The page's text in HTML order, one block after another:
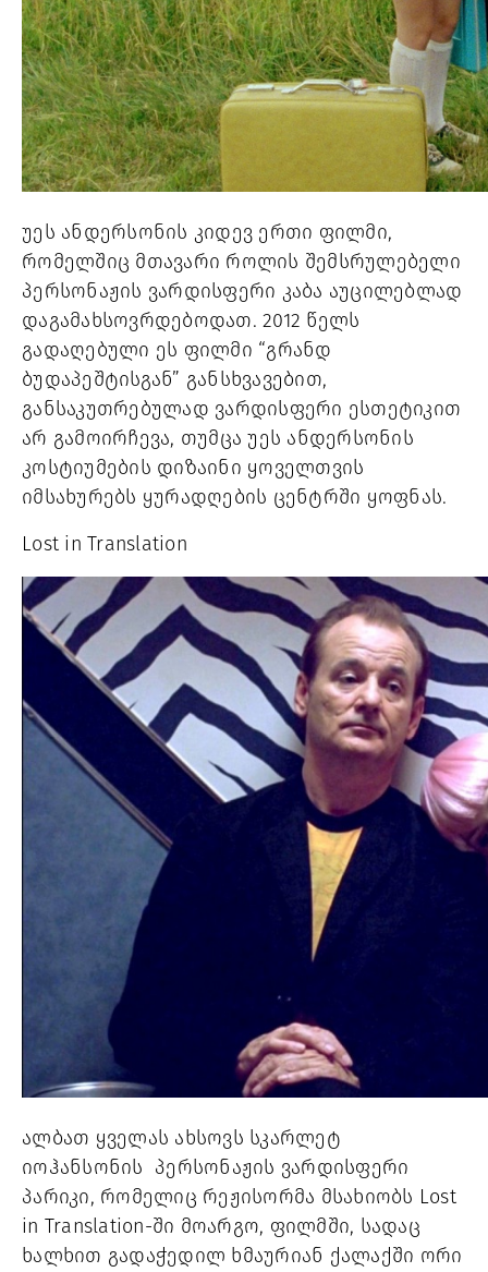
უეს ანდერსონის კიდევ ერთი ფილმი,
რომელშიც მთავარი როლის შემსრულებელი
პერსონაჟის ვარდისფერი კაბა აუცილებლად
დაგამახსოვრდებოდათ. 2012 წელს
გადაღებული ეს ფილმი “გრანდ
ბუდაპეშტისგან” განსხვავებით,
განსაკუთრებულად ვარდისფერი ესთეტიკით
არ გამოირჩევა, თუმცა უეს ანდერსონის
კოსტიუმების დიზაინი ყოველთვის
იმსახურებს ყურადღების ცენტრში ყოფნას.
Lost in Translation
ალბათ ყველას ახსოვს სკარლეტ
იოჰანსონის  პერსონაჟის ვარდისფერი
პარიკი, რომელიც რეჟისორმა მსახიობს Lost
ხალხით გადაჭედილ ხმაურიან ქალაქში ორი